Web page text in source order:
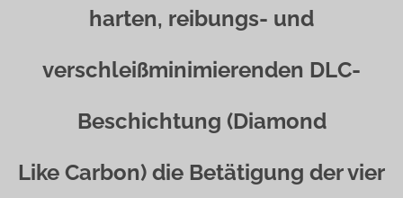
harten, reibungs- und
verschleißminimierenden DLC-
Beschichtung (Diamond
Like Carbon) die Betätigung der vier